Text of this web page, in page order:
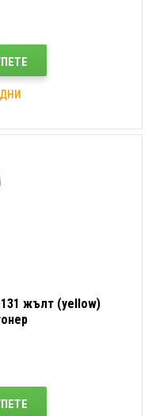
жълт (yellow)